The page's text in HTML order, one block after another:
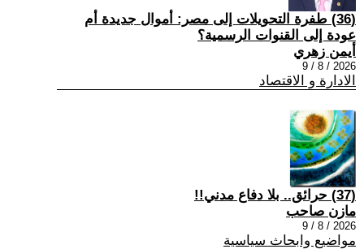
(36) طفرة التحويلات إلى مصر: أموال جديدة أم
عودة إلى القنوات الرسمية؟
أيمن زهري
2026 / 8 / 9
الادارة و الاقتصاد
(37) حرائق.. بلا دفاع مدني!!
مازن صاحب
2026 / 8 / 9
مواضيع وابحاث سياسية